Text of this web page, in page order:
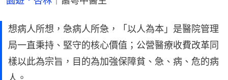
想病人所想，急病人所急，「以人為本」是醫院管理
局一直秉持、堅守的核心價值；公營醫療收費改革同
樣以此為宗旨，目的為加強保障貧、急、病、危的病
人。